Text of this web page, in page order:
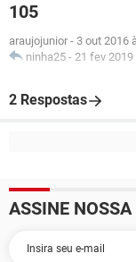
105
araujojunior - 3 out 2016
ninha25 - 21 fev 2019
2 Respostas
ASSINE